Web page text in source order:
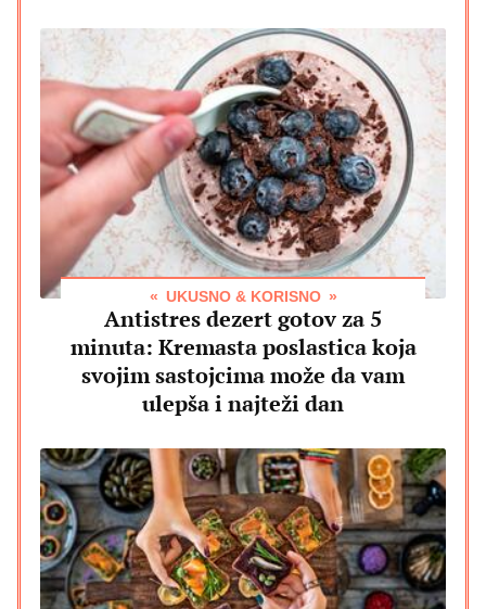
UKUSNO & KORISNO
Antistres dezert gotov za 5
minuta: Kremasta poslastica koja
svojim sastojcima može da vam
ulepša i najteži dan